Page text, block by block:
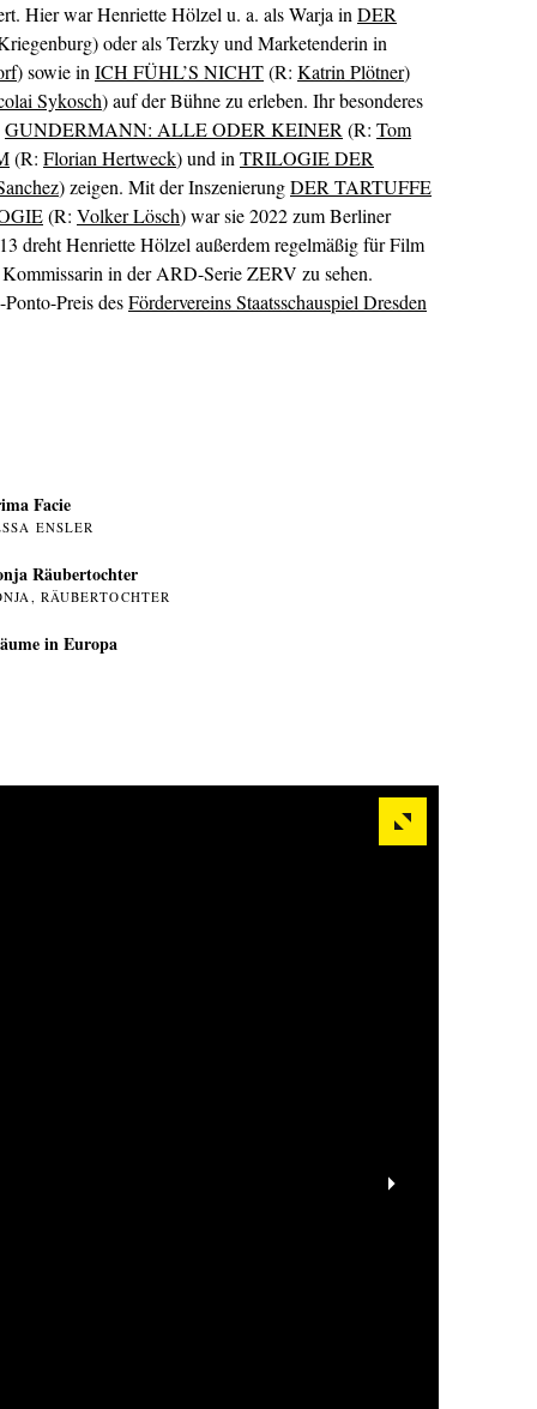
Hier war Henriette Hölzel u. a. als Warja in DER
oder als Terzky und Marketenderin in
) sowie in ICH FÜHL’S NICHT(R: Katrin Plötner)
Sykosch) auf der Bühne zu erleben. Ihr besonderes
GUNDERMANN: ALLE ODER KEINER (R: Tom
(R: Florian Hertweck) und in TRILOGIE DER
) zeigen. Mit der InszenierungDER TARTUFFE
(R: Volker Lösch) war sie 2022 zum Berliner
dreht Henriette Hölzel außerdem regelmäßig für Film
in der ARD-Serie ZERV zu sehen.
Preis desFördervereins Staatsschauspiel Dresden
Facie
ENSLER
Räubertochter
RÄUBERTOCHTER
in Europa